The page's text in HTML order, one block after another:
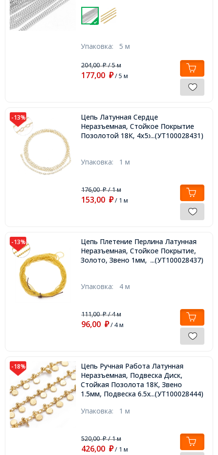
Упаковка: 5 м
204,00₽/ 5 м
177,00 ₽/ 5 м
-13%
Цепь Латунная Сердце
Неразъемная, Стойкое Покрытие
Позолотой 18К, 4х5х0.3мм,...(УТ100028431)
Упаковка: 1 м
176,00₽/ 1 м
153,00 ₽/ 1 м
-13%
Цепь Плетение Перлина Латунная
Неразъемная, Стойкое Покрытие,
Золото, Звено 1мм, ...(УТ100028437)
Упаковка: 4 м
111,00₽/ 4 м
96,00 ₽/ 4 м
-18%
Цепь Ручная Работа Латунная
Неразъемная, Подвеска Диск,
Стойкая Позолота 18К, Звено
1.5мм, Подвеска 6.5х3.5х1.5мм,
...(УТ100028444)
Упаковка: 1 м
520,00₽/ 1 м
426,00 ₽/ 1 м